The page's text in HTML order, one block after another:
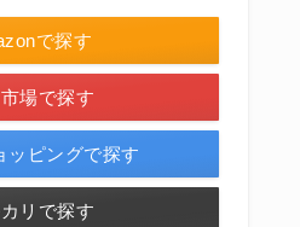
で探す
場で探す
ッピングで探す
カリで探す